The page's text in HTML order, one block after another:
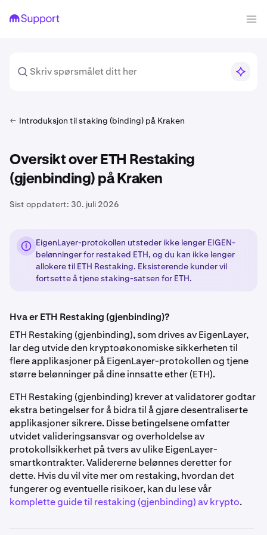
Introduksjon til staking (binding) på Kraken
Oversikt over ETH Restaking
(gjenbinding) på Kraken
Sist oppdatert: 30. juli 2026
EigenLayer-protokollen utsteder ikke lenger EIGEN-
belønninger for restaked ETH, og du kan ikke lenger
allokere til ETH Restaking. Eksisterende kunder vil
fortsette å tjene staking-satsen for ETH.
Hva er ETH Restaking (gjenbinding)?
ETH Restaking (gjenbinding), som drives av EigenLayer,
lar deg utvide den kryptoøkonomiske sikkerheten til
flere applikasjoner på EigenLayer-protokollen og tjene
større belønninger på dine innsatte ether (ETH).
ETH Restaking (gjenbinding) krever at validatorer godtar
ekstra betingelser for å bidra til å gjøre desentraliserte
applikasjoner sikrere. Disse betingelsene omfatter
utvidet valideringsansvar og overholdelse av
protokollsikkerhet på tvers av ulike EigenLayer-
smartkontrakter. Validererne belønnes deretter for
dette. Hvis du vil vite mer om restaking, hvordan det
fungerer og eventuelle risikoer, kan du lese vår
komplette guide til restaking (gjenbinding) av krypto.